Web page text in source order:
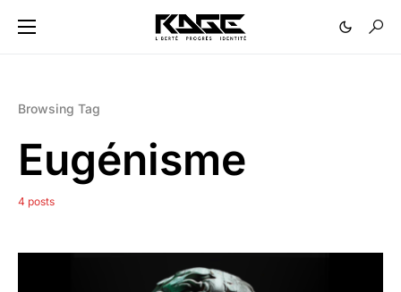
Browsing Tag
Eugénisme
4 posts